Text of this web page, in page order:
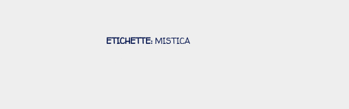
ETICHETTE: MISTICA